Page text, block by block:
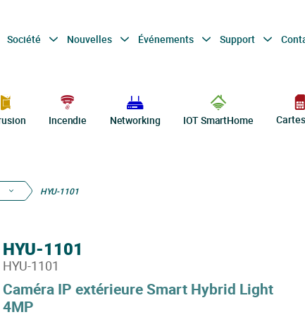
Société Nouvelles Événements Support
Incendie Networking IOT SmartHome
HYU-1101
Caméra IP extérieure Smart Hybrid Light
4MP
HYU-1101
HYU-1101